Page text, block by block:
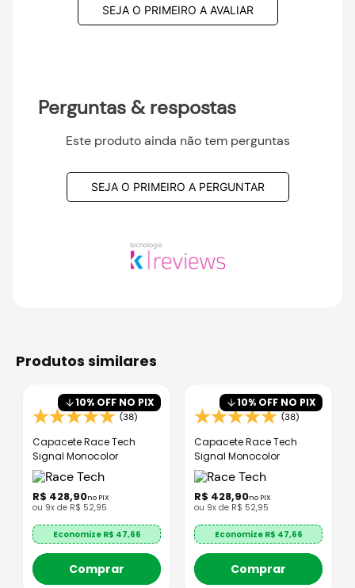
SEJA O PRIMEIRO A AVALIAR
Perguntas & respostas
Este produto ainda não tem perguntas
SEJA O PRIMEIRO A PERGUNTAR
produtos similares
10% OFF NO PIX
(38)
Capacete Race Tech
Signal Monocolor
R$ 428,90no PIX
ou 9x de R$ 52,95
Economize R$ 47,66
Comprar
10% OFF NO PIX
(38)
Capacete Race Tech
Signal Monocolor
R$ 428,90no PIX
ou 9x de R$ 52,95
Economize R$ 47,66
Comprar